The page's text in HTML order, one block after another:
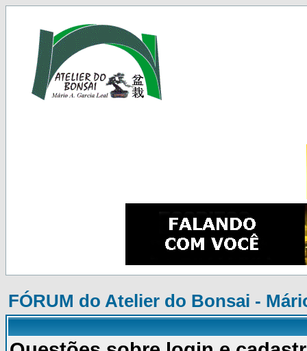
FÓRUM do Atelier do Bonsai -